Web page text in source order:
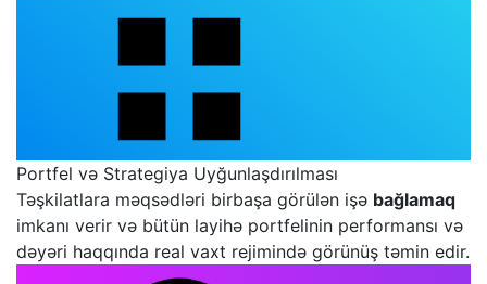
Portfel və Strategiya Uyğunlaşdırılması
Təşkilatlara məqsədləri birbaşa görülən işə bağlamaq
imkanı verir və bütün layihə portfelinin performansı və
dəyəri haqqında real vaxt rejimində görünüş təmin edir.